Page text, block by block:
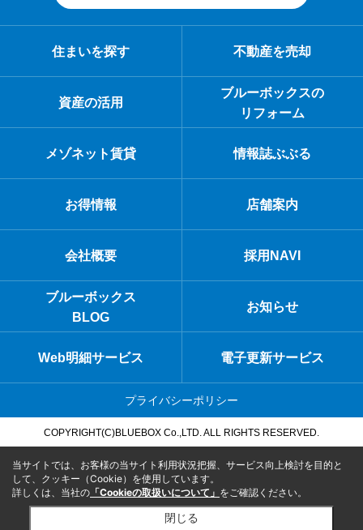
住まいを探す 不動産を売却
資産の活用
ブルーボックスの
リフォーム
メゾネット賃貸 情報誌ぶぶる
お得情報 店舗案内
会社概要 採用NAVI
ブルーボックス
BLOG
お知らせ
Web明細サービス 電子更新サービス
プライバシーポリシー
COPYRIGHT(C)BLUEBOX Co.,LTD. ALL RIGHTS RESERVED.
当サイトでは、お客様の当サイト利用状況把握、サービス向上検討を目的と
して、クッキー（Cookie）を使用しています。
詳しくは、当社の 「Cookieの取扱いについて」 をご確認ください。
閉じる